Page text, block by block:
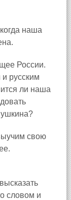
наша
России.
и русским
ли наша
свою
словом и